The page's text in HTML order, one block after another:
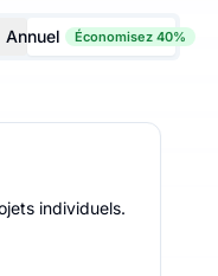
Annuel Économisez 40%
individuels.